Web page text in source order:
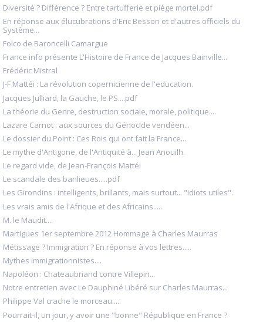
Diversité ? Différence ? Entre tartufferie et piège mortel.pdf
En réponse aux élucubrations d'Eric Besson et d'autres officiels du
Système...
Folco de Baroncelli Camargue
France info présente L'Histoire de France de Jacques Bainville...
Frédéric Mistral
J-F Mattéi : La révolution copernicienne de l'education.
Jacques Julliard, la Gauche, le PS....pdf
La théorie du Genre, destruction sociale, morale, politique....
Lazare Carnot : aux sources du Génocide vendéen...
Le dossier du Point : Ces Rois qui ont fait la France...
Le mythe d'Antigone, de l'Antiquité à... Jean Anouilh.
Le regard vide, de Jean-François Mattéi
Le scandale des banlieues.....pdf
Les Girondins : intelligents, brillants, mais surtout... "idiots utiles".
Les vrais amis de l'Afrique et des Africains.....
M. le Maudit....
Martigues 1er septembre 2012 Hommage à Charles Maurras
Métissage ? Immigration ? En réponse à vos lettres.....
Mythes immigrationnistes....
Napoléon : Chateaubriand contre Villepin...
Notre entretien avec Le Dauphiné Libéré sur Charles Maurras...
Philippe Val crache le morceau.....
Pourrait-il, un jour, y avoir une "bonne" République en France ?